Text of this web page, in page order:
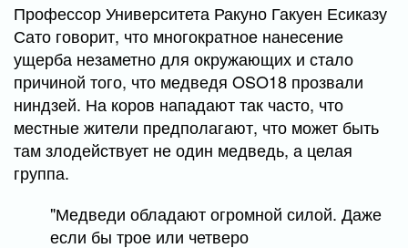
Профессор Университета Ракуно Гакуен Есиказу
Сато говорит, что многократное нанесение
ущерба незаметно для окружающих и стало
причиной того, что медведя OSO18 прозвали
ниндзей. На коров нападают так часто, что
местные жители предполагают, что может быть
там злодействует не один медведь, а целая
группа.
"Медведи обладают огромной силой. Даже
если бы трое или четверо